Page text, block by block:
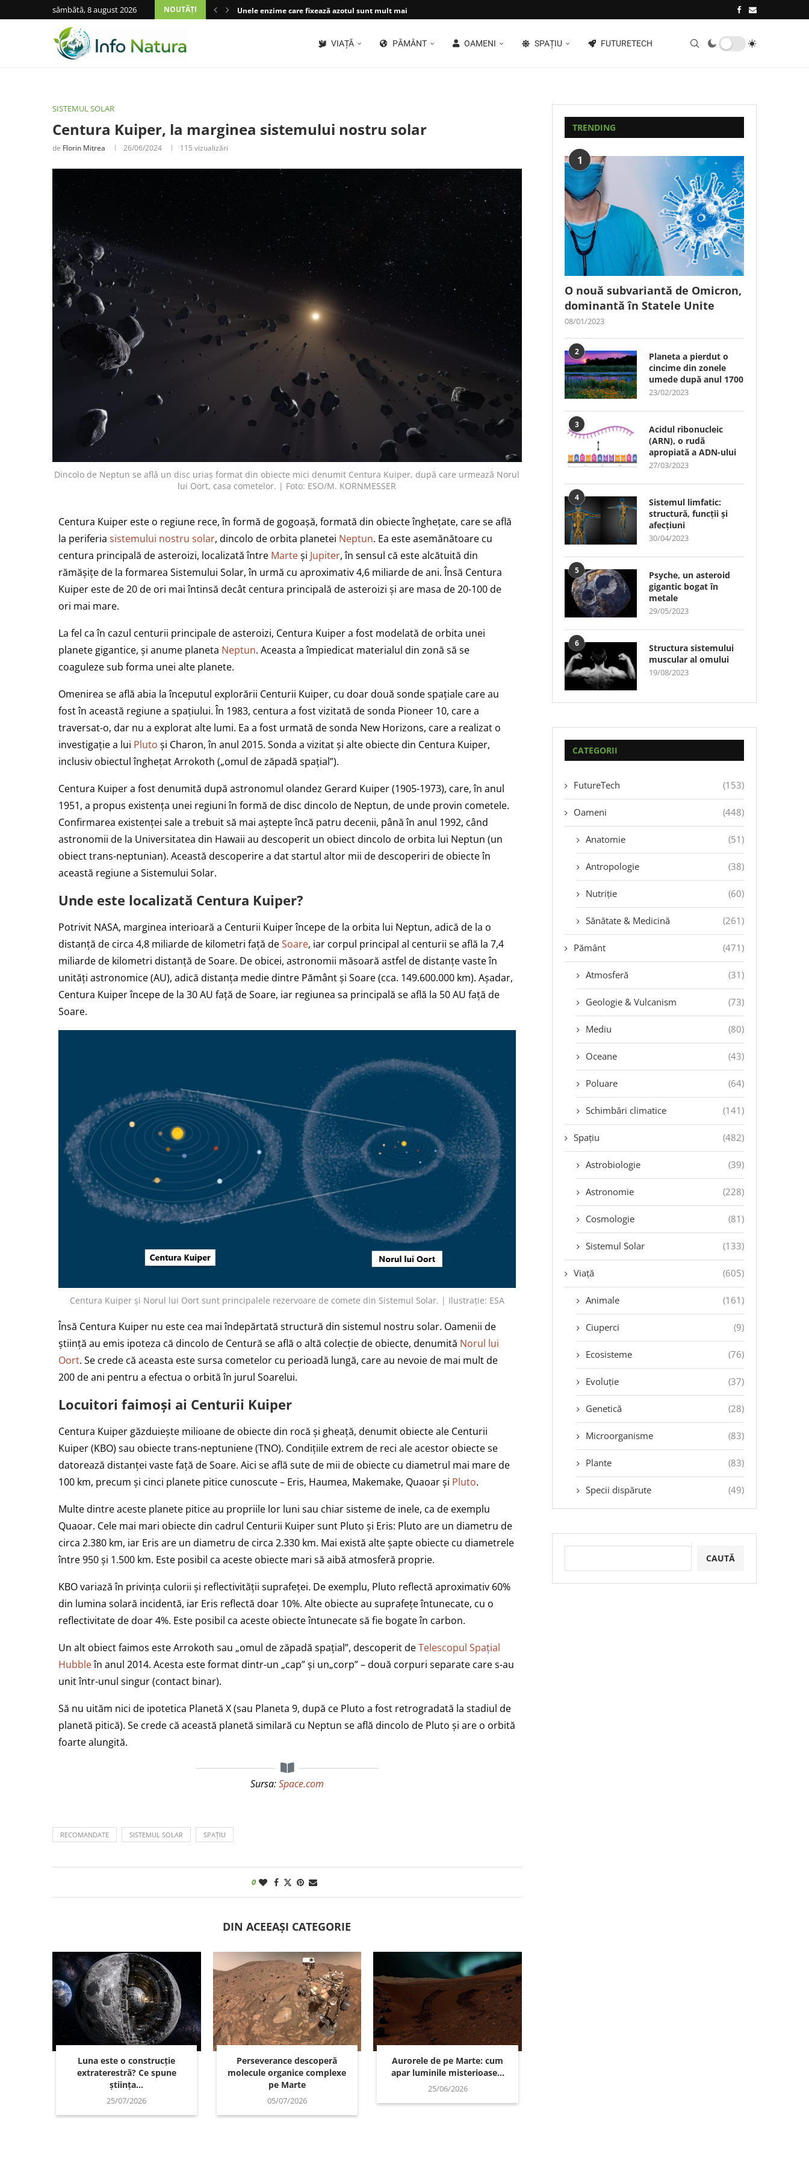
sâmbătă, 8 august 2026 NOUTĂȚI Unele enzime care fixează azotul sunt mult mai...
VIAȚĂ PĂMÂNT OAMENI SPAȚIU FUTURETECH
SISTEMUL SOLAR
Centura Kuiper, la marginea sistemului nostru solar
de Florin Mitrea 26/06/2024 115 vizualizări
Dincolo de Neptun se află un disc uriaș format din obiecte mici denumit Centura Kuiper, după care urmează Norul
lui Oort, casa cometelor. | Foto: ESO/M. KORNMESSER
Centura Kuiper este o regiune rece, în formă de gogoașă, formată din obiecte înghețate, care se află
la periferia sistemului nostru solar, dincolo de orbita planetei Neptun. Ea este asemănătoare cu
centura principală de asteroizi, localizată între Marteși Jupiter, în sensul că este alcătuită din
rămășițe de la formarea Sistemului Solar, în urmă cu aproximativ 4,6 miliarde de ani. Însă Centura
Kuiper este de 20 de ori mai întinsă decât centura principală de asteroizi și are masa de 20-100 de
ori mai mare.
La fel ca în cazul centurii principale de asteroizi, Centura Kuiper a fost modelată de orbita unei
planete gigantice, și anume planeta Neptun. Aceasta a împiedicat materialul din zonă să se
coaguleze sub forma unei alte planete.
Omenirea se află abia la începutul explorării Centurii Kuiper, cu doar două sonde spațiale care au
fost în această regiune a spațiului. În 1983, centura a fost vizitată de sonda Pioneer 10, care a
traversat-o, dar nu a explorat alte lumi. Ea a fost urmată de sonda New Horizons, care a realizat o
investigație a lui Pluto și Charon, în anul 2015. Sonda a vizitat și alte obiecte din Centura Kuiper,
inclusiv obiectul înghețat Arrokoth („omul de zăpadă spațial”).
Centura Kuiper a fost denumită după astronomul olandez Gerard Kuiper (1905-1973), care, în anul
1951, a propus existența unei regiuni în formă de disc dincolo de Neptun, de unde provin cometele.
Confirmarea existenței sale a trebuit să mai aștepte încă patru decenii, până în anul 1992, când
astronomii de la Universitatea din Hawaii au descoperit un obiect dincolo de orbita lui Neptun (un
obiect trans-neptunian). Această descoperire a dat startul altor mii de descoperiri de obiecte în
această regiune a Sistemului Solar.
Unde este localizată Centura Kuiper?
Potrivit NASA, marginea interioară a Centurii Kuiper începe de la orbita lui Neptun, adică de la o
distanță de circa 4,8 miliarde de kilometri față deSoare, iar corpul principal al centurii se află la 7,4
miliarde de kilometri distanță de Soare. De obicei, astronomii măsoară astfel de distanțe vaste în
unități astronomice (AU), adică distanța medie dintre Pământ și Soare (cca. 149.600.000 km). Așadar,
Centura Kuiper începe de la 30 AU față de Soare, iar regiunea sa principală se află la 50 AU față de
Soare.
Centura Kuiper și Norul lui Oort sunt principalele rezervoare de comete din Sistemul Solar. | Ilustrație: ESA
Însă Centura Kuiper nu este cea mai îndepărtată structură din sistemul nostru solar. Oamenii de
știință au emis ipoteza că dincolo de Centură se află o altă colecție de obiecte, denumită Norul lui
Oort. Se crede că aceasta este sursa cometelor cu perioadă lungă, care au nevoie de mai mult de
200 de ani pentru a efectua o orbită în jurul Soarelui.
Locuitori faimoși ai Centurii Kuiper
Centura Kuiper găzduiește milioane de obiecte din rocă și gheață, denumit obiecte ale Centurii
Kuiper (KBO) sau obiecte trans-neptuniene (TNO). Condițiile extrem de reci ale acestor obiecte se
datorează distanței vaste față de Soare. Aici se află sute de mii de obiecte cu diametrul mai mare de
100 km, precum și cinci planete pitice cunoscute – Eris, Haumea, Makemake, Quaoar și Pluto.
Multe dintre aceste planete pitice au propriile lor luni sau chiar sisteme de inele, ca de exemplu
Quaoar. Cele mai mari obiecte din cadrul Centurii Kuiper sunt Pluto și Eris: Pluto are un diametru de
circa 2.380 km, iar Eris are un diametru de circa 2.330 km. Mai există alte șapte obiecte cu diametrele
între 950 și 1.500 km. Este posibil ca aceste obiecte mari să aibă atmosferă proprie.
KBO variază în privința culorii și reflectivității suprafeței. De exemplu, Pluto reflectă aproximativ 60%
din lumina solară incidentă, iar Eris reflectă doar 10%. Alte obiecte au suprafețe întunecate, cu o
reflectivitate de doar 4%. Este posibil ca aceste obiecte întunecate să fie bogate în carbon.
Un alt obiect faimos este Arrokoth sau „omul de zăpadă spațial”, descoperit deTelescopul Spațial
Hubbleîn anul 2014. Acesta este format dintr-un „cap” și un„corp” – două corpuri separate care s-au
unit într-unul singur (contact binar).
Să nu uităm nici de ipotetica Planetă X (sau Planeta 9, după ce Pluto a fost retrogradată la stadiul de
planetă pitică). Se crede că această planetă similară cu Neptun se află dincolo de Pluto și are o orbită
foarte alungită.
Sursa:Space.com
RECOMANDATE SISTEMUL SOLAR SPAȚIU
0
DIN ACEEAȘI CATEGORIE
Luna este o construcție
extraterestră? Ce spune
știința...
25/07/2026
Perseverance descoperă
molecule organice complexe
pe Marte
05/07/2026
Aurorele de pe Marte: cum
apar luminile misterioase...
25/06/2026
TRENDING
1
O nouă subvariantă de Omicron,
dominantă în Statele Unite
08/01/2023
2
Planeta a pierdut o
cincime din zonele
umede după anul 1700
23/02/2023
3
Acidul ribonucleic
(ARN), o rudă
apropiată a ADN-ului
27/03/2023
4
Sistemul limfatic:
structură, funcții și
afecțiuni
30/04/2023
5
Psyche, un asteroid
gigantic bogat în
metale
29/05/2023
6
Structura sistemului
muscular al omului
19/08/2023
CATEGORII
FutureTech (153)
Oameni (448)
Anatomie (51)
Antropologie (38)
Nutriție (60)
Sănătate & Medicină (261)
Pământ (471)
Atmosferă (31)
Geologie & Vulcanism (73)
Mediu (80)
Oceane (43)
Poluare (64)
Schimbări climatice (141)
Spațiu (482)
Astrobiologie (39)
Astronomie (228)
Cosmologie (81)
Sistemul Solar (133)
Viață (605)
Animale (161)
Ciuperci (9)
Ecosisteme (76)
Evoluție (37)
Genetică (28)
Microorganisme (83)
Plante (83)
Specii dispărute (49)
CAUTĂ